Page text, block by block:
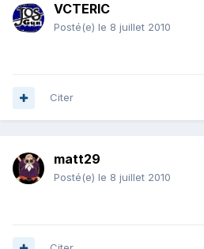
VCTERIC
Posté(e) le 8 juillet 2010
Citer
matt29
Posté(e) le 8 juillet 2010